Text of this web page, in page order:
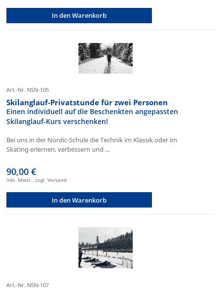
In den Warenkorb
Art.-Nr. NSN-105
Skilanglauf-Privatstunde für zwei Personen
Einen individuell auf die Beschenkten angepassten
Skilanglauf-Kurs verschenken!
Bei uns in der Nordic-Schule die Technik im Klassik oder im
Skating erlernen, verbessern und ...
90,00 €
inkl. Mwst., zzgl. Versand
In den Warenkorb
Art.-Nr. NSN-107